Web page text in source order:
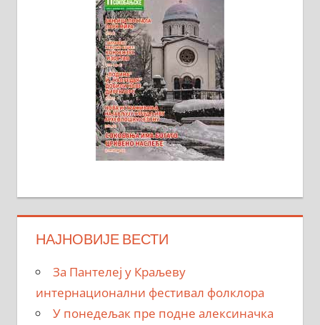
НАЈНОВИЈЕ ВЕСТИ
За Пантелеј у Краљеву
интернационални фестивал фолклора
У понедељак пре подне алексиначка